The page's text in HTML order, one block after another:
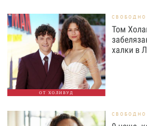
ОТ ХОЛИВУД
СВОБОДНО
Том
халки в
СВОБОДНО